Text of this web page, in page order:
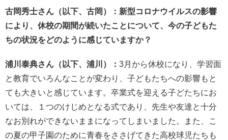
古岡秀士さん（以下、古岡）：新型コロナウイルスの影響
により、休校の期間が続いたことについて、今の子どもた
ちの状況をどのように感じていますか？
浦川泰典さん（以下、浦川）： 3月から休校になり、学習面
と教育でいろんなことが変わり、子どもたちへの影響もと
ても大きいと感じています。卒業式を迎える子どたちにお
いては、１つのけじめとなる式であり、先生や友達と十分
なお別れができないままになってしまいました。また、こ
の夏の甲子園のために青春をささげてきた高校球児たちも